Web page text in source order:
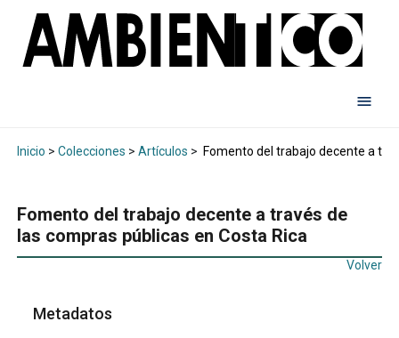
Inicio > Colecciones > Artículos > Fomento del trabajo decente a
Fomento del trabajo decente a través de
las compras públicas en Costa Rica
Volver
Metadatos